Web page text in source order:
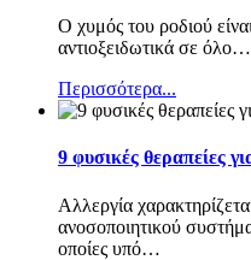
Ο χυμός του ροδιού
αντιοξειδωτικά σε όλο…
Περισσότερα...
9 φυσικές θεραπείες
Αλλεργία
ανοσοποιητικού
οποίες υπό…